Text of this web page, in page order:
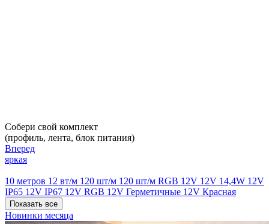
Собери свой комплект
(профиль, лента, блок питания)
Вперед
яркая
10 метров 12 вт/м 120 шт/м 120 шт/м RGB 12V 12V 14,4W 12V
IP65 12V IP67 12V RGB 12V Герметичные 12V Красная
Показать все
Новинки месяца